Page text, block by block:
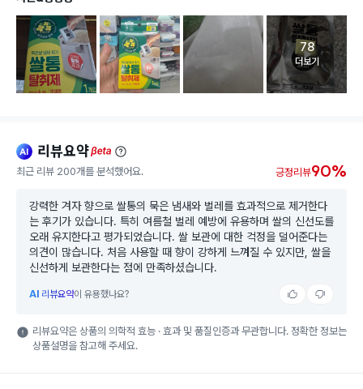
고객 리뷰
78
더보기
ai 리뷰요약beta
최근 리뷰 200개를 분석했어요. 긍정리뷰90%
강력한 겨자 향으로 쌀통의 묵은 냄새와 벌레를 효과적으로 제거한다
는 후기가 있습니다. 특히 여름철 벌레 예방에 유용하며 쌀의 신선도를
오래 유지한다고 평가되었습니다. 쌀 보관에 대한 걱정을 덜어준다는
의견이 많습니다. 처음 사용할 때 향이 강하게 느껴질 수 있지만, 쌀을
신선하게 보관한다는 점에 만족하셨습니다.
AI 리뷰요약이 유용했나요?
리뷰요약은 상품의 의학적 효능 · 효과 및 품질인증과 무관합니다. 정확한 정보는
상품설명을 참고해 주세요.